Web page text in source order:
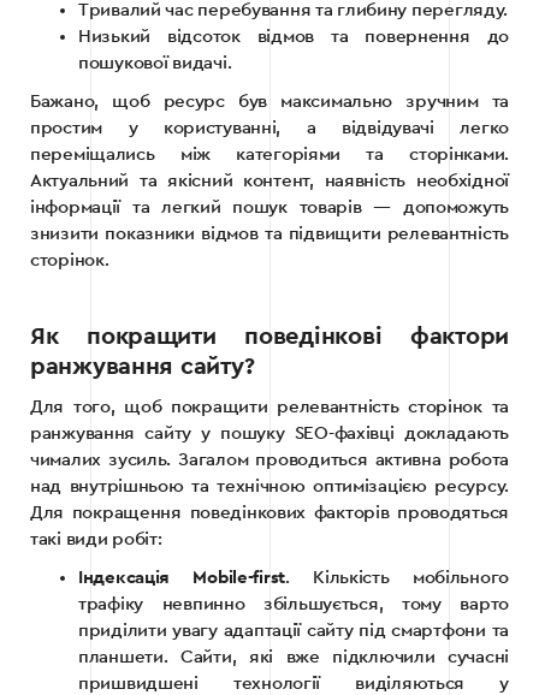
Тривалий час перебування та глибину перегляду.
Низький відсоток відмов та повернення до
пошукової видачі.
Бажано, щоб ресурс був максимально зручним та
простим у користуванні, а відвідувачі легко
переміщались між категоріями та сторінками.
Актуальний та якісний контент, наявність необхідної
інформації та легкий пошук товарів — допоможуть
знизити показники відмов та підвищити релевантність
сторінок.
Як покращити поведінкові фактори
ранжування сайту?
Для того, щоб покращити релевантність сторінок та
ранжування сайту у пошуку SEO-фахівці докладають
чималих зусиль. Загалом проводиться активна робота
над внутрішньою та технічною оптимізацією ресурсу.
Для покращення поведінкових факторів проводяться
такі види робіт:
Індексація Mobile-first. Кількість мобільного
трафіку невпинно збільшується, тому варто
приділити увагу адаптації сайту під смартфони та
планшети. Сайти, які вже підключили сучасні
пришвидшені технології виділяються у